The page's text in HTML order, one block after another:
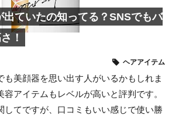
出ていたの知ってる？SNSでもバ
！
ヘアアイテム
も美顔器を思い出す人がいるかもしれま
アイテムもレベルが高いと評判です。
してですが、口コミもいい感じで使い勝